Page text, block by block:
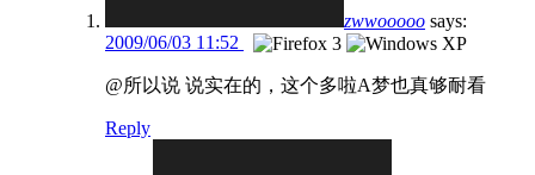
zwwooooo says:
2009/06/03 11:52
@所以说 说实在的，这个多啦A梦也真够耐看
Reply